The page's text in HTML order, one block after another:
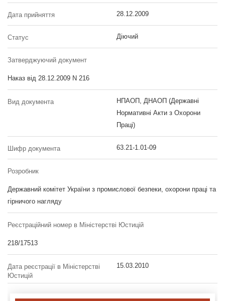
Дата прийняття 28.12.2009
Статус Діючий
Затверджуючий документ
Наказ від 28.12.2009 N 216
Вид документа
НПАОП, ДНАОП (Державні
Нормативні Акти з Охорони
Праці)
Шифр документа 63.21-1.01-09
Розробник
Державний комітет України з промислової безпеки, охорони праці та
гірничого нагляду
Реєстраційний номер в Міністерстві Юстицій
218/17513
Дата реєстрації в Міністерстві
Юстицій
15.03.2010